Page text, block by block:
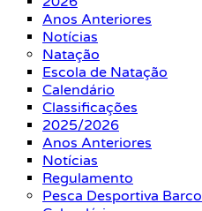
Anos Anteriores
Notícias
Natação
Escola de Natação
Calendário
Classificações
2025/2026
Anos Anteriores
Notícias
Regulamento
Pesca Desportiva Barco